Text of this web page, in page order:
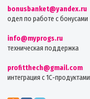
bonusbanket@yandex.ru
одел по работе с бонусами
info@myprogs.ru
техническая поддержка
profitthech@gmail.com
интеграция с 1С-продуктами